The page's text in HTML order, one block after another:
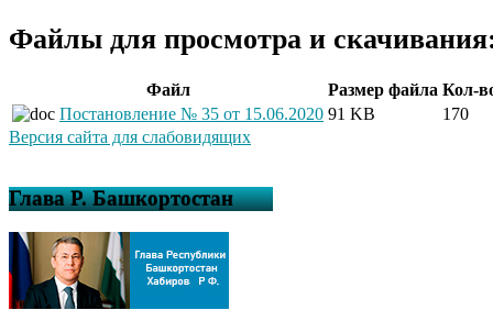
Файлы для просмотра и
Файл Размер файла Кол-
Постановление № 35 от 15.06.2020 91 KB
170
Версия сайта для слабовидящих
Глава Р. Башкортостан